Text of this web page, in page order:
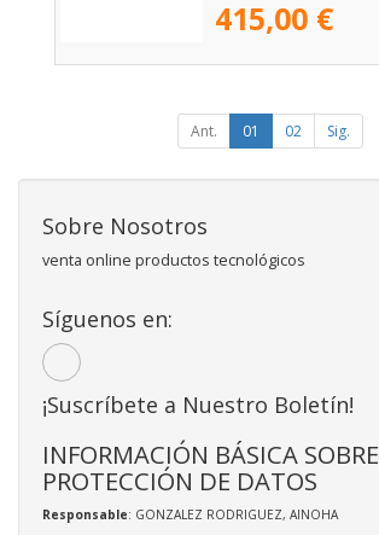
415,00 €
Ant. 01 02 Sig.
Sobre Nosotros
venta online productos tecnológicos
Síguenos en:
¡Suscríbete a Nuestro Boletín!
INFORMACIÓN BÁSICA SOBRE
PROTECCIÓN DE DATOS
Responsable: GONZALEZ RODRIGUEZ, AINOHA